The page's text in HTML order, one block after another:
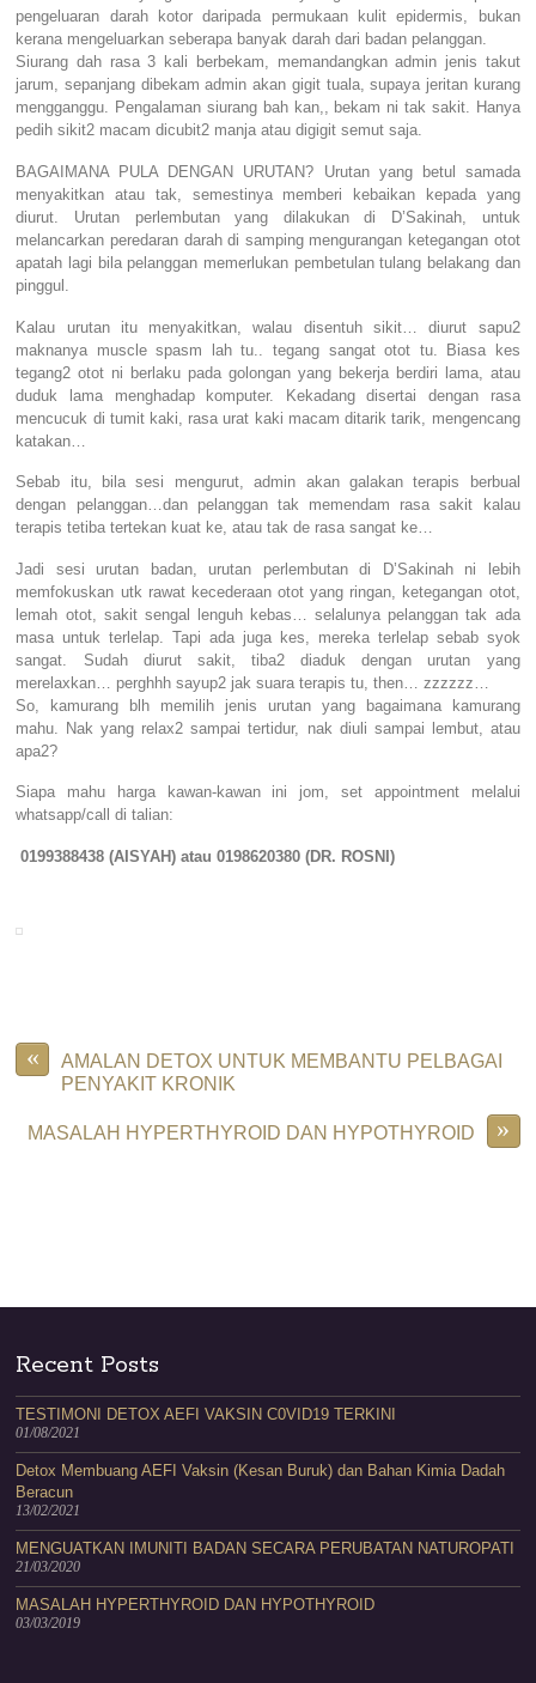
pengeluaran darah kotor daripada permukaan kulit epidermis, bukan
kerana mengeluarkan seberapa banyak darah dari badan pelanggan.
Siurang dah rasa 3 kali berbekam, memandangkan admin jenis takut
jarum, sepanjang dibekam admin akan gigit tuala, supaya jeritan kurang
mengganggu. Pengalaman siurang bah kan,, bekam ni tak sakit. Hanya
pedih sikit2 macam dicubit2 manja atau digigit semut saja.
BAGAIMANA PULA DENGAN URUTAN? Urutan yang betul samada
menyakitkan atau tak, semestinya memberi kebaikan kepada yang
diurut. Urutan perlembutan yang dilakukan di D’Sakinah, untuk
melancarkan peredaran darah di samping mengurangan ketegangan otot
apatah lagi bila pelanggan memerlukan pembetulan tulang belakang dan
pinggul.
Kalau urutan itu menyakitkan, walau disentuh sikit… diurut sapu2
maknanya muscle spasm lah tu.. tegang sangat otot tu. Biasa kes
tegang2 otot ni berlaku pada golongan yang bekerja berdiri lama, atau
duduk lama menghadap komputer. Kekadang disertai dengan rasa
mencucuk di tumit kaki, rasa urat kaki macam ditarik tarik, mengencang
katakan…
Sebab itu, bila sesi mengurut, admin akan galakan terapis berbual
dengan pelanggan…dan pelanggan tak memendam rasa sakit kalau
terapis tetiba tertekan kuat ke, atau tak de rasa sangat ke…
Jadi sesi urutan badan, urutan perlembutan di D’Sakinah ni lebih
memfokuskan utk rawat kecederaan otot yang ringan, ketegangan otot,
lemah otot, sakit sengal lenguh kebas… selalunya pelanggan tak ada
masa untuk terlelap. Tapi ada juga kes, mereka terlelap sebab syok
sangat. Sudah diurut sakit, tiba2 diaduk dengan urutan yang
merelaxkan… perghhh sayup2 jak suara terapis tu, then… zzzzzz…
So, kamurang blh memilih jenis urutan yang bagaimana kamurang
mahu. Nak yang relax2 sampai tertidur, nak diuli sampai lembut, atau
apa2?
Siapa mahu harga kawan-kawan ini jom, set appointment melalui
whatsapp/call di talian:
0199388438 (AISYAH) atau 0198620380 (DR. ROSNI)
«
AMALAN DETOX UNTUK MEMBANTU PELBAGAI
PENYAKIT KRONIK
»
MASALAH HYPERTHYROID DAN HYPOTHYROID
Recent Posts
TESTIMONI DETOX AEFI VAKSIN C0VID19 TERKINI
01/08/2021
Detox Membuang AEFI Vaksin (Kesan Buruk) dan Bahan Kimia Dadah
Beracun
13/02/2021
MENGUATKAN IMUNITI BADAN SECARA PERUBATAN NATUROPATI
21/03/2020
MASALAH HYPERTHYROID DAN HYPOTHYROID
03/03/2019